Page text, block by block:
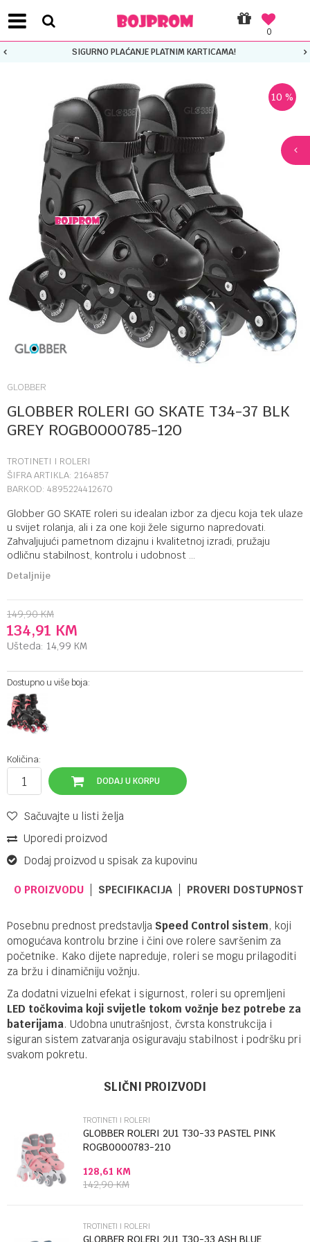
0
SIGURNO PLAĆANJE PLATNIM KARTICAMA!
10 %
GLOBBER
GLOBBER ROLERI GO SKATE T34-37 BLK
GREY ROGB0000785-120
TROTINETI I ROLERI
ŠIFRA ARTIKLA: 2164857
BARKOD: 4895224412670
Globber GO SKATE roleri su idealan izbor za djecu koja tek ulaze
u svijet rolanja, ali i za one koji žele sigurno napredovati.
Zahvaljujući pametnom dizajnu i kvalitetnoj izradi, pružaju
odličnu stabilnost, kontrolu i udobnost ...
Detaljnije
149,90 KM
134,91 KM
Ušteda: 14,99 KM
Dostupno u više boja:
Količina:
DODAJ U KORPU
Sačuvajte u listi želja
Uporedi proizvod
Dodaj proizvod u spisak za kupovinu
O PROIZVODU SPECIFIKACIJA PROVERI DOSTUPNOST
Posebnu prednost predstavlja Speed Control sistem, koji
omogućava kontrolu brzine i čini ove rolere savršenim za
početnike. Kako dijete napreduje, roleri se mogu prilagoditi
za bržu i dinamičniju vožnju.
Za dodatni vizuelni efekat i sigurnost, roleri su opremljeni
LED točkovima koji svijetle tokom vožnje bez potrebe za
baterijama. Udobna unutrašnjost, čvrsta konstrukcija i
siguran sistem zatvaranja osiguravaju stabilnost i podršku pri
svakom pokretu.
Trotineti i roleri
Poruka
SLIČNI PROIZVODI
TROTINETI I ROLERI
GLOBBER ROLERI 2U1 T30-33 PASTEL PINK
ROGB0000783-210
128,61 KM
142,90KM
TROTINETI I ROLERI
GLOBBER ROLERI 2U1 T30-33 ASH BLUE